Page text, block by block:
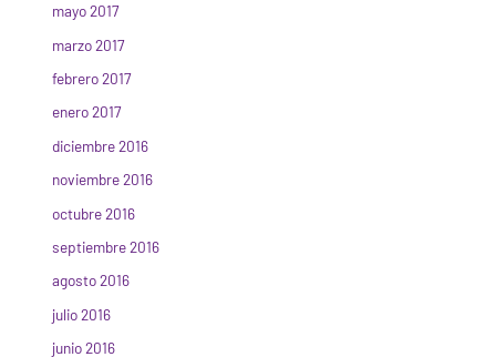
mayo 2017
marzo 2017
febrero 2017
enero 2017
diciembre 2016
noviembre 2016
octubre 2016
septiembre 2016
agosto 2016
julio 2016
junio 2016